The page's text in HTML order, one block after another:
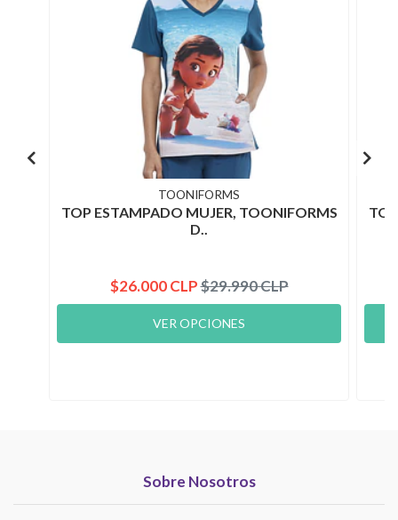
TOONIFORMS
TOP ESTAMPADO MUJER, TOONIFORMS
D..
$26.000 CLP$29.990 CLP
VER OPCIONES
Sobre Nosotros